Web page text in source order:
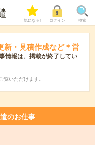
気になる! ログイン 検索
新・見積作成など＊営
情報は、掲載が終了してい
覧いただけます。
のお仕事